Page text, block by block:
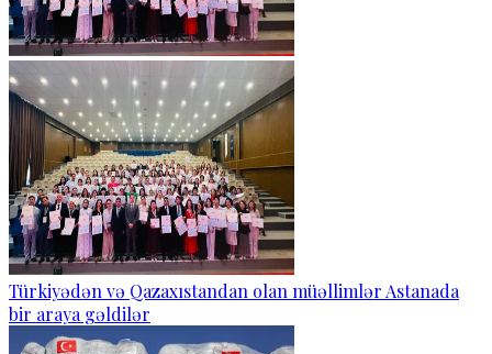
Türkiyədən və Qazaxıstandan olan müəllimlər Astanada
bir araya gəldilər